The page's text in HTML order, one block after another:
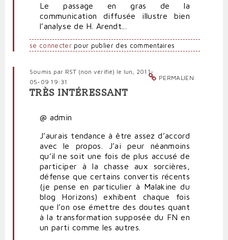
Le passage en gras de la
communication diffusée illustre bien
l’analyse de H. Arendt...
se connecterpour publier des commentaires
PERMALIEN
Soumis par RST (non vérifié) le lun, 2011-
05-09 19:31
TRÈS INTÉRESSANT
@ admin
J’aurais tendance à être assez d’accord
avec le propos. J’ai peur néanmoins
qu’il ne soit une fois de plus accusé de
participer à la chasse aux sorcières,
défense que certains convertis récents
(je pense en particulier à Malakine du
blog Horizons) exhibent chaque fois
que l’on ose émettre des doutes quant
à la transformation supposée du FN en
un parti comme les autres.